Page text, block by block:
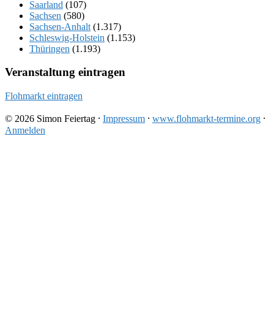
Saarland (107)
Sachsen (580)
Sachsen-Anhalt (1.317)
Schleswig-Holstein (1.153)
Thüringen (1.193)
Veranstaltung eintragen
Flohmarkt eintragen
© 2026 Simon Feiertag ⸱ Impressum ⸱ www.flohmarkt-termine.org ⸱
Anmelden